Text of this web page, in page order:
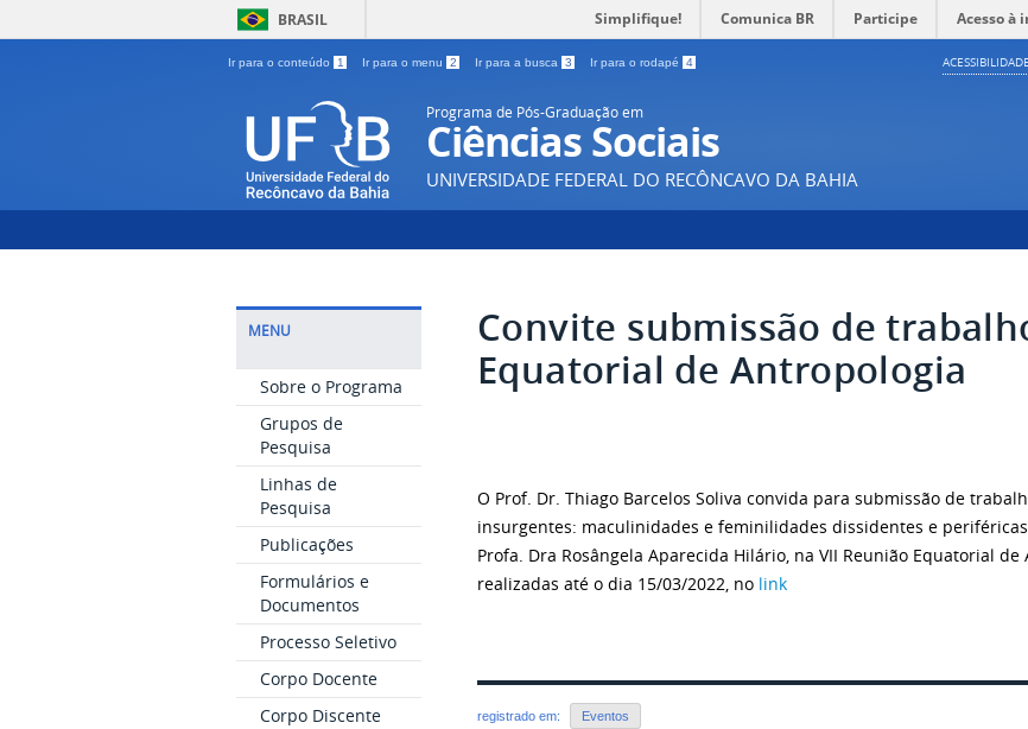
BRASIL Simplifique! Comunica BR Participe Acesso à
Ir para o conteúdo 1 Ir para o menu 2 Ir para a busca 3 Ir para o rodapé 4 ACESSIBILIDADE
Programa de Pós-Graduação em
Ciências Sociais
UNIVERSIDADE FEDERAL DO RECÔNCAVO DA BAHIA
MENU
Sobre o Programa
Grupos de
Pesquisa
Linhas de
Pesquisa
Publicações
Formulários e
Documentos
Processo Seletivo
Corpo Docente
Corpo Discente
Convite submissão de
Equatorial de Antropologia
O Prof. Dr. Thiago Barcelos Soliva convida para submissão de
insurgentes: maculinidades e feminilidades dissidentes e
Profa. Dra Rosângela Aparecida Hilário, na VII Reunião Equatorial
realizadas até o dia 15/03/2022, no link
registrado em: Eventos